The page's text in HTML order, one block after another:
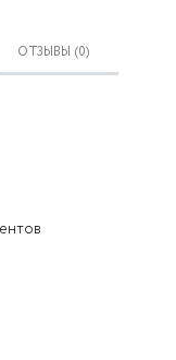
ОТЗЫВЫ (0)